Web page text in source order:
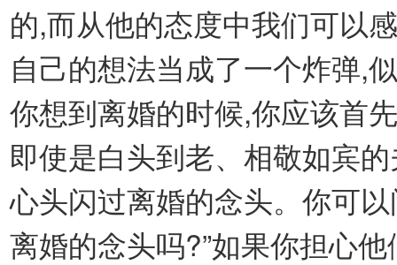
的,而从他的态度中我们可以
自己的想法当成了一个炸弹,
你想到离婚的时候,你应该首
即使是白头到老、相敬如宾
心头闪过离婚的念头。你可
离婚的念头吗?”如果你担心